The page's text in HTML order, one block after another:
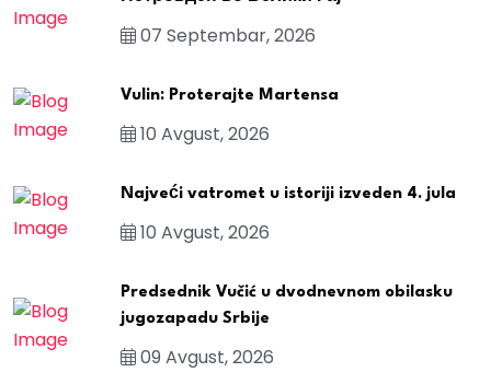
07 Septembar, 2026
Vulin: Proterajte Martensa
10 Avgust, 2026
Najveći vatromet u istoriji izveden 4. jula
10 Avgust, 2026
Predsednik Vučić u dvodnevnom obilasku
jugozapadu Srbije
09 Avgust, 2026